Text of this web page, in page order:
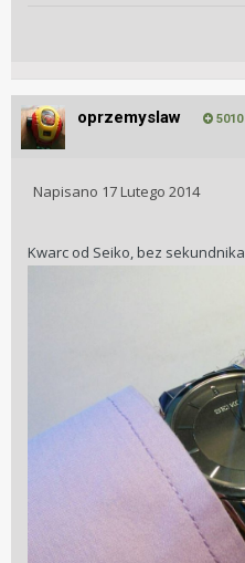
oprzemyslaw 5010
Napisano 17 Lutego 2014
Kwarc od Seiko, bez sekundnika